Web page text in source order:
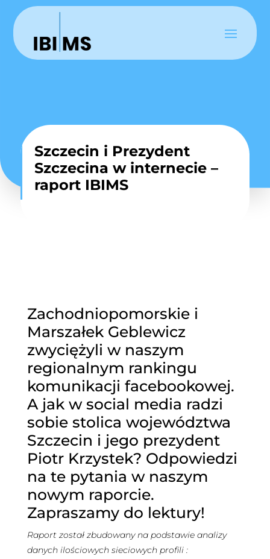
Szczecin i Prezydent
Szczecina w internecie –
raport IBIMS
Zachodniopomorskie i
Marszałek Geblewicz
zwyciężyli w naszym
regionalnym rankingu
komunikacji facebookowej.
A jak w social media radzi
sobie stolica województwa
Szczecin i jego prezydent
Piotr Krzystek? Odpowiedzi
na te pytania w naszym
nowym raporcie.
Zapraszamy do lektury!
Raport został zbudowany na podstawie analizy
danych ilościowych sieciowych profili :